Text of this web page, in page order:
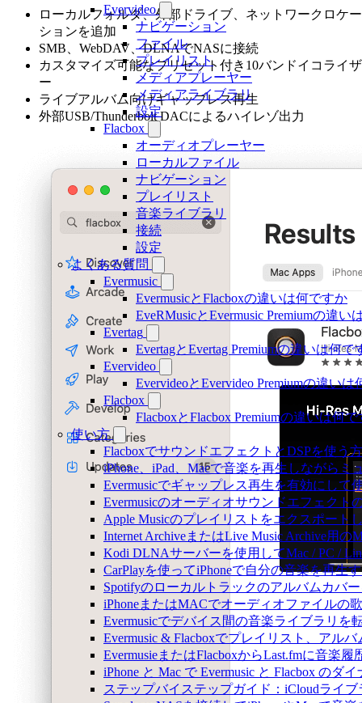
Evervideo
ナビゲーション
ファイル
プレイリスト
メディアプレーヤー
メディアライブラリ
設定
Flacbox
オーディオプレーヤー
ローカルファイル
ナビゲーション
プレイリスト
音楽ライブラリ
接続
設定
よくある質問
Evermusic
EvermusicとFlacboxの違いは何ですか
EveRMusicとEvermusic Premiumの違い
Evertag
EvertagとEvertag Premiumの違いは何で
Evervideo
EvervideoとEvervideo Premiumの違いは
Flacbox
FlacboxとFlacbox Premiumの違いは何
使い方
FlacboxでサウンドエフェクトとDSPを使う
iPhone、iPad、Macで音楽を再生しながら
Evermusicでギャップレス再生を有効にして
Evermusicのオーディオサウンドエフェク
Apple Musicのプレイリストをエクスポート
Internet ArchiveまたはLive Music Archive用
Kodi DLNAサーバーを使用してMac / PC /
CarPlayを使ってiPhoneで自分の音楽を再生
Spotifyのローカルトラックのアルバムカバ
iPhoneまたはMACでオーディオファイルの
Evermusicでデバイス間の音楽ライブラリ
Evermusic & Flacboxでプレイリスト、アル
EvermusieまたはFlacboxからLast.fmに音楽
iPhone と Mac で Evermusic と Flacbox の
ステップバイステップガイド：iCloudライ
ローカルフォルダ、外部ドライブ、ネットワークロケー
ションを追加
SMB、WebDAV、DLNAでNASに接続
カスタマイズ可能なプリセット付き10バンドイコライザ
ー
ライブアルバム向けギャップレス再生
外部USB/Thunderbolt DACによるハイレゾ出力